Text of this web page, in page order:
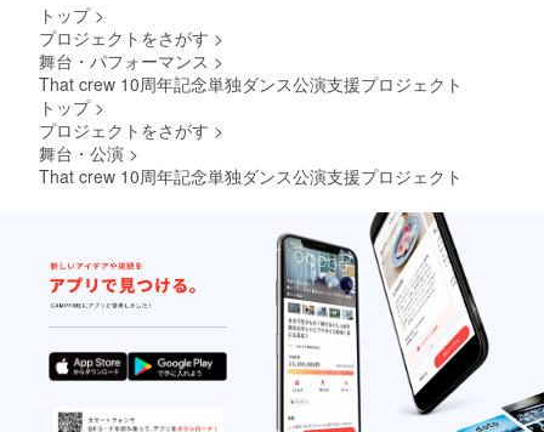
トップ >
プロジェクトをさがす >
舞台・パフォーマンス >
That crew 10周年記念単独ダンス公演支援プロジェクト
トップ >
プロジェクトをさがす >
舞台・公演 >
That crew 10周年記念単独ダンス公演支援プロジェクト